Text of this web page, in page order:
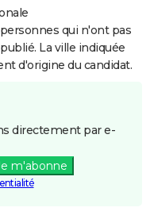
qui n'ont pas
La ville indiquée
d'origine du candidat.
directement par e-
m'abonne